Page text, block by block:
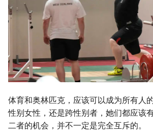
体育和奥林匹克，应该可以成为所有人
性别女性，还是跨性别者，她们都应该
二者的机会，并不一定是完全互斥的。